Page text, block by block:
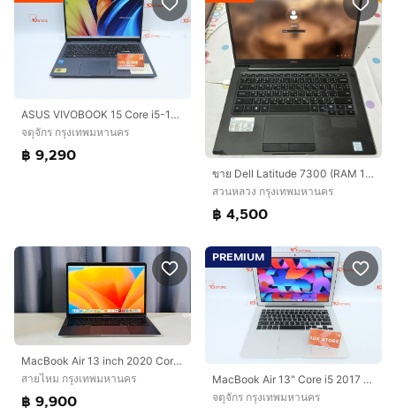
ASUS VIVOBOOK 15 Core i5-1235U RAM8-512GB
จตุจักร กรุงเทพมหานคร
฿ 9,290
ขาย Dell Latitude 7300 (RAM 16GB / SSD 256GB)
สวนหลวง กรุงเทพมหานคร
฿ 4,500
MacBook Air 13 inch 2020 Core i5
สายไหม กรุงเทพมหานคร
฿ 9,900
PREMIUM
MacBook Air 13" Core i5 2017 8.128GB
จตุจักร กรุงเทพมหานคร